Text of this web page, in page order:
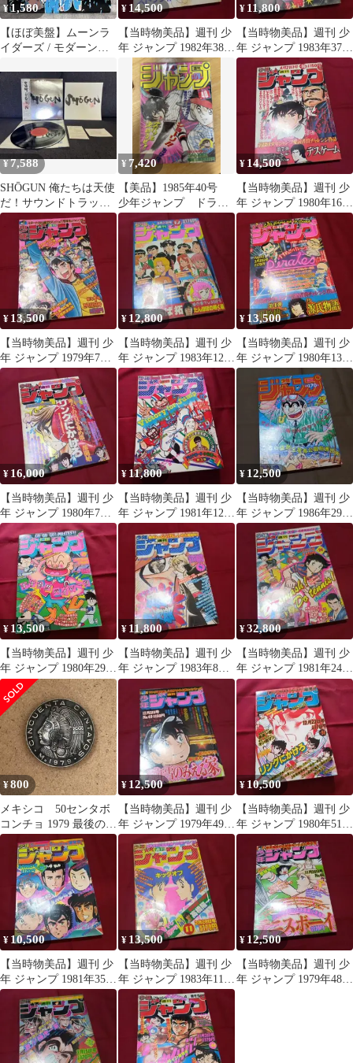
¥1,580
【ほぼ美盤】ムーンラ
イダーズ / モダーン・
年 傑作
¥ 14,500
【当時物美品】週刊 少
年 ジャンプ 1982年38号
漫画 アニメ
¥ 11,800
【当時物美品】週刊 少
年 ジャンプ 1983年37号
漫画 アニメ
¥7,588
SHŌGUN 俺たちは天使
だ！サウンドトラック
25AH-756 初回盤 LP
¥ 7,420
【美品】1985年40号
少年ジャンプ ドラゴ
ンボール、キン肉マ
ン、北斗の拳
¥ 14,500
【当時物美品】週刊 少
年 ジャンプ 1980年16号
漫画 アニメ
¥ 13,500
【当時物美品】週刊 少
年 ジャンプ 1979年7号
漫画 アニメ
¥ 12,800
【当時物美品】週刊 少
年 ジャンプ 1983年12号
漫画 アニメ
¥ 13,500
【当時物美品】週刊 少
年 ジャンプ 1980年13号
漫画 アニメ
¥ 16,000
【当時物美品】週刊 少
年 ジャンプ 1980年7号
漫画 アニメ
¥ 11,800
【当時物美品】週刊 少
年 ジャンプ 1981年12号
漫画 アニメ
¥ 12,500
【当時物美品】週刊 少
年 ジャンプ 1986年29号
漫画 アニメ
¥ 13,500
【当時物美品】週刊 少
年 ジャンプ 1980年29号
漫画 アニメ
¥ 11,800
【当時物美品】週刊 少
年 ジャンプ 1983年8号
漫画 アニメ
¥32,800
【当時物美品】週刊 少
年 ジャンプ 1981年24号
漫画 アニメ
¥800
メキシコ 50センタボ
コンチョ 1979 最後の皇
帝
¥ 12,500
【当時物美品】週刊 少
年 ジャンプ 1979年49号
漫画 アニメ
¥ 10,500
【当時物美品】週刊 少
年 ジャンプ 1980年51号
漫画 アニメ
¥ 10,500
【当時物美品】週刊 少
年 ジャンプ 1981年35号
漫画 アニメ
¥ 13,500
【当時物美品】週刊 少
年 ジャンプ 1983年11号
漫画 アニメ
¥ 12,500
【当時物美品】週刊 少
年 ジャンプ 1979年48号